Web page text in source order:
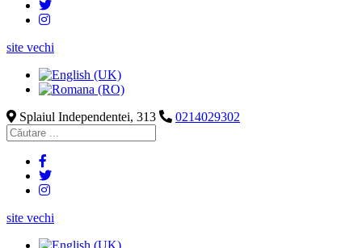
site vechi
Splaiul Independentei, 313 0214029302
site vechi